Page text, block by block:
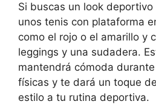
Si buscas un look
unos tenis con plataforma
como el rojo o el amarillo y
leggings y una sudadera.
mantendrá cómoda
físicas y te dará un toque
estilo a tu rutina deportiva.